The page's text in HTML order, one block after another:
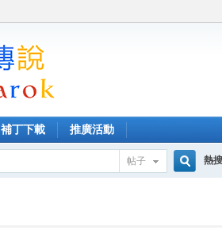
補丁下載 推廣活動
帖子 熱